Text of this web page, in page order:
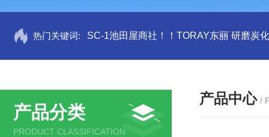
热门关键词: SC-1池田屋商社！！TORAY东丽 研磨炭
产品分类
PRODUCT CLASSIFICATION
产品中心 /